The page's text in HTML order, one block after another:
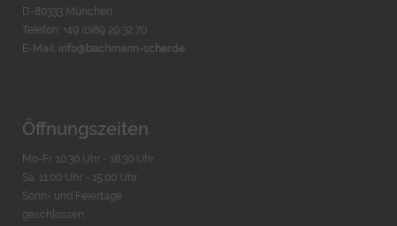
D-80333 München
Telefon: +49 (0)89 29 32 70
E-Mail: info@bachmann-scher.de
Öffnungszeiten
Mo-Fr. 10:30 Uhr - 18:30 Uhr
Sa. 11:00 Uhr - 15.00 Uhr
Sonn- und Feiertage
geschlossen